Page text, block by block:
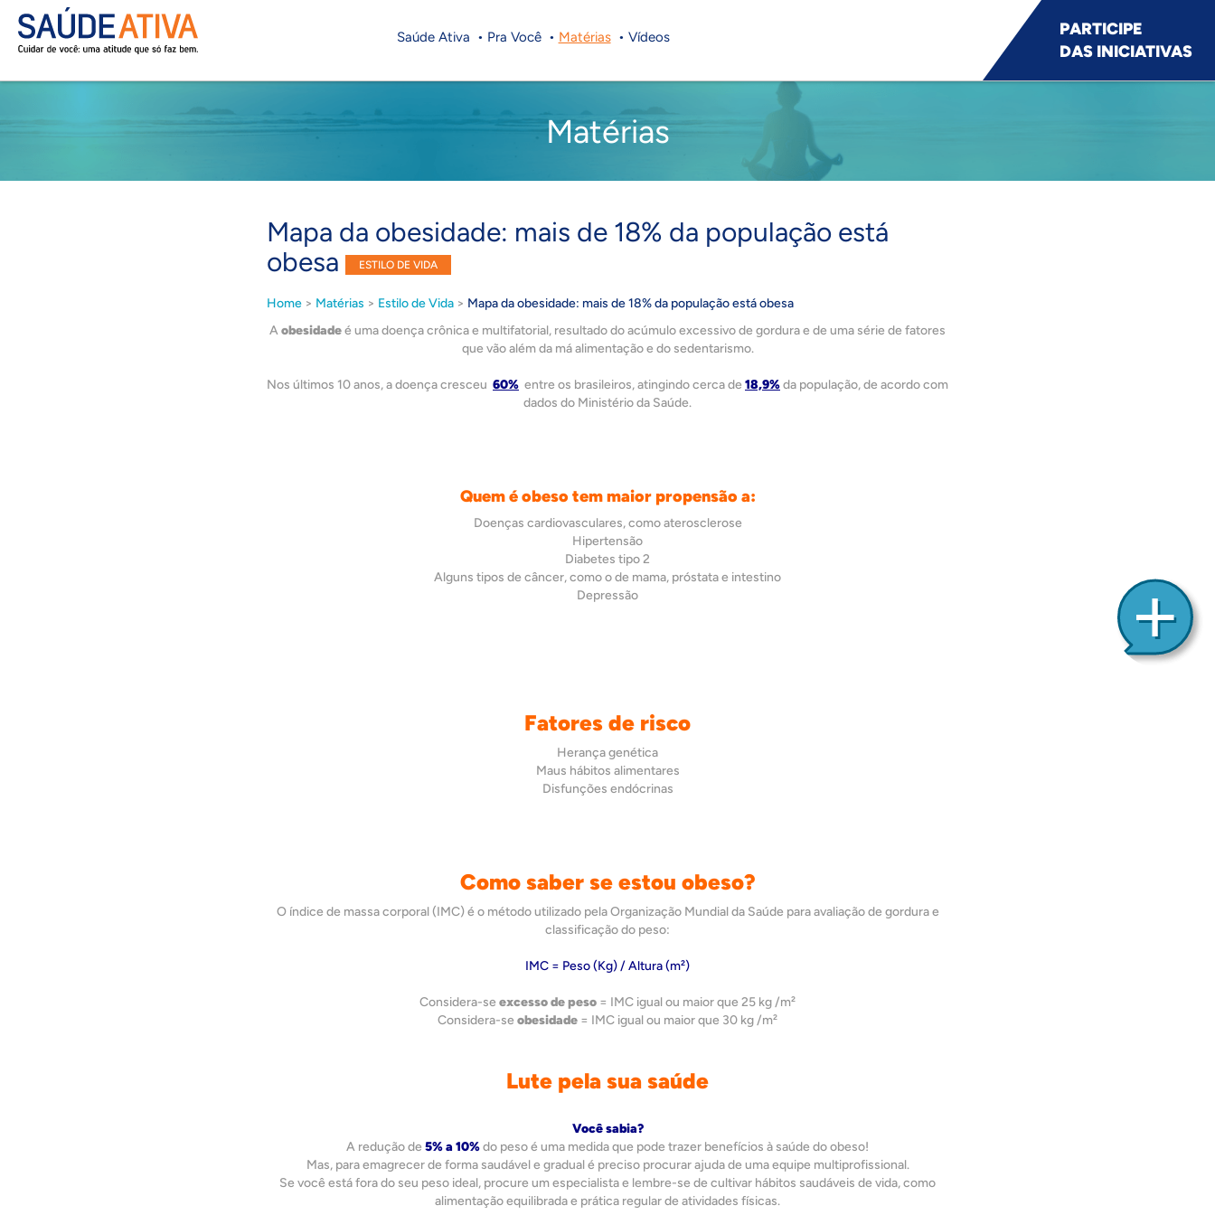
Saúde Ativa Pra Você Matérias Vídeos
PARTICIPE
DAS INICIATIVAS
Matérias
Mapa da obesidade: mais de 18% da população está
obesa
ESTILO DE VIDA
Home > Matérias > Estilo de Vida > Mapa da obesidade: mais de 18% da população está obesa
Aobesidadeé uma doença crônica e multifatorial, resultado do acúmulo excessivo de gordura e de uma série de fatores
que vão além da má alimentação e do sedentarismo.
Nos últimos 10 anos, a doença cresceu 60% entre os brasileiros, atingindo cerca de 18,9%da população, de acordo com
dados do Ministério da Saúde.
Quem é obeso tem maior propensão a:
Doenças cardiovasculares, como aterosclerose
Hipertensão
Diabetes tipo 2
Alguns tipos de câncer, como o de mama, próstata e intestino
Depressão
Fatores de risco
Herança genética
Maus hábitos alimentares
Disfunções endócrinas
Como saber se estou obeso?
O índice de massa corporal (IMC) é o método utilizado pela Organização Mundial da Saúde para avaliação de gordura e
classificação do peso:
IMC = Peso (Kg) / Altura (m²)
Considera-se excesso de peso = IMC igual ou maior que 25 kg /m²
Considera-se obesidade = IMC igual ou maior que 30 kg /m²
Lute pela sua saúde
Você sabia?
A redução de 5% a 10%do peso é uma medida que pode trazer benefícios à saúde do obeso!
Mas, para emagrecer de forma saudável e gradual é preciso procurar ajuda de uma equipe multiprofissional.
Se você está fora do seu peso ideal, procure um especialista e lembre-se de cultivar hábitos saudáveis de vida, como
alimentação equilibrada e prática regular de atividades físicas.